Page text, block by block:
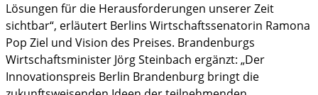
Lösungen für die Herausforderungen unserer Zeit
sichtbar“, erläutert Berlins Wirtschaftssenatorin Ramona
Pop Ziel und Vision des Preises. Brandenburgs
Wirtschaftsminister Jörg Steinbach ergänzt: „Der
Innovationspreis Berlin Brandenburg bringt die